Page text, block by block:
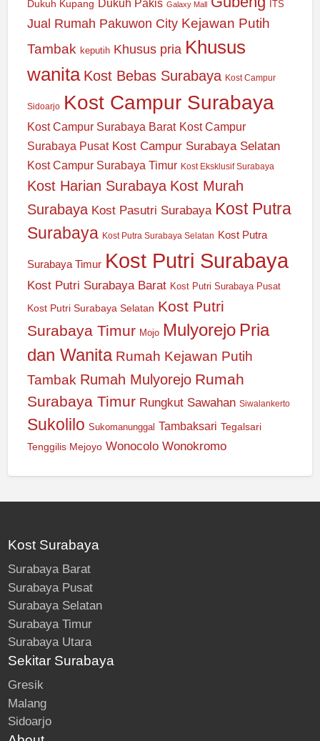
Dukuh Kupang Dukuh Pakis Galaxy Mall ITS
Jual Rumah Pakuwon City Kejawan Putih
Tambak keputih Khusus pria Khusus
wanita Kost Bebas Surabaya Kost Campur
Sidoarjo Kost Campur Surabaya
Kost Campur Surabaya Barat Kost Campur
Surabaya Pusat Kost Campur Surabaya Selatan
Kost Campur Surabaya Timur Kost Eksklusif Surabaya
Kost Harian Surabaya Kost Murah
Surabaya Kost Pasutri Surabaya Kost Putra
Surabaya Kost Putra Surabaya Selatan Kost Putra
Surabaya Timur Kost Putri Surabaya
Kost Putri Surabaya Barat Kost Putri Surabaya Pusat
Kost Putri Surabaya Selatan Kost Putri
Surabaya Timur Mojo Mulyorejo Pria
dan Wanita Rumah Kejawan Putih
Tambak Rumah Mulyorejo Rumah
Surabaya Timur Rungkut Sawahan Siwalankerto
Sukolilo Sukomanunggal Tambaksari Tegalsari
Tenggilis Mejoyo Wonocolo Wonokromo
Kost Surabaya
Surabaya Barat
Surabaya Pusat
Surabaya Selatan
Surabaya Timur
Surabaya Utara
Sekitar Surabaya
Gresik
Malang
Sidoarjo